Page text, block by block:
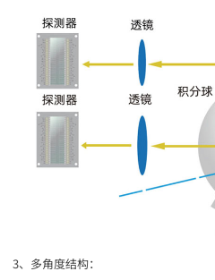
3、多角度结构：